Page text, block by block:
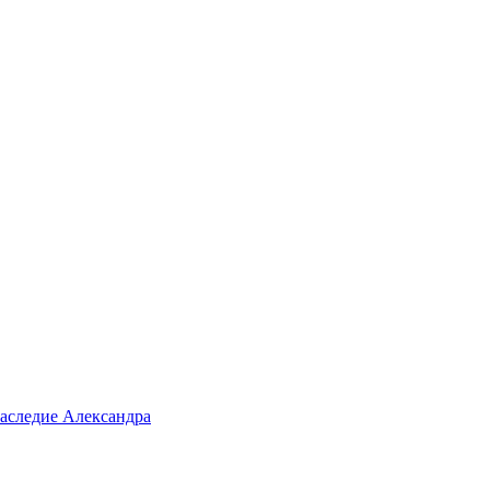
Александра